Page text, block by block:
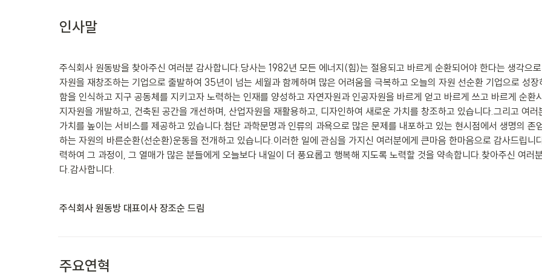
인사말
주식회사 원동방을 찾아주신 여러분 감사합니다.당사는 1982년 모든 에너지(힘)는 절용되고 바르게 순환되어야 한다는 생각으
자원을 재창조하는 기업으로 출발하여 35년이 넘는 세월과 함께하며 많은 어려움을 극복하고 오늘의 자원 선순환 기업으로 성
함을 인식하고 지구 공동체를 지키고자 노력하는 인재를 양성하고 자연자원과 인공자원을 바르게 얻고 바르게 쓰고 바르게 순
지자원을 개발하고, 건축된 공간을 개선하며, 산업자원을 재활용하고, 디자인하여 새로운 가치를 창조하고 있습니다.그리고 여
가치를 높이는 서비스를 제공하고 있습니다.첨단 과학문명과 인류의 과욕으로 많은 문제를 내포하고 있는 현시점에서 생명의
하는 자원의 바른순환(선순환)운동을 전개하고 있습니다.이러한 일에 관심을 가지신 여러분에게 큰마음 한마음으로 감사드립
력하여 그 과정이, 그 열매가 많은 분들에게 오늘보다 내일이 더 풍요롭고 행복해 지도록 노력할 것을 약속합니다.찾아주신 여
다.감사합니다.
주식회사 원동방 대표이사 장조순 드림
주요연혁